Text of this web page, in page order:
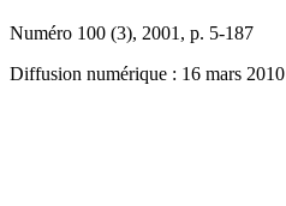
Numéro 100 (3), 2001, p. 5-187
Diffusion numérique : 16 mars 2010